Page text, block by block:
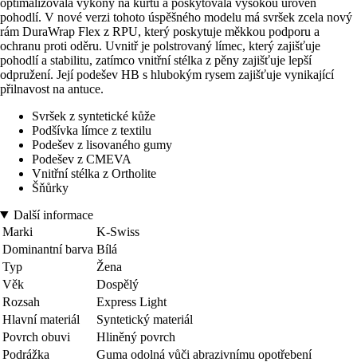
pohodlí. V nové verzi tohoto úspěšného modelu má svršek zcela nový
rám DuraWrap Flex z RPU, který poskytuje měkkou podporu a
ochranu proti oděru. Uvnitř je polstrovaný límec, který zajišťuje
pohodlí a stabilitu, zatímco vnitřní stélka z pěny zajišťuje lepší
odpružení. Její podešev HB s hlubokým rysem zajišťuje vynikající
přilnavost na antuce.
Svršek z syntetické kůže
Podšívka límce z textilu
Podešev z lisovaného gumy
Podešev z CMEVA
Vnitřní stélka z Ortholite
Šňůrky
Další informace
Marki
K-Swiss
Dominantní barva Bílá
Typ
Žena
Věk
Dospělý
Rozsah
Express Light
Hlavní materiál
Syntetický materiál
Povrch obuvi
Hliněný povrch
Podrážka
Guma odolná vůči abrazivnímu opotřebení